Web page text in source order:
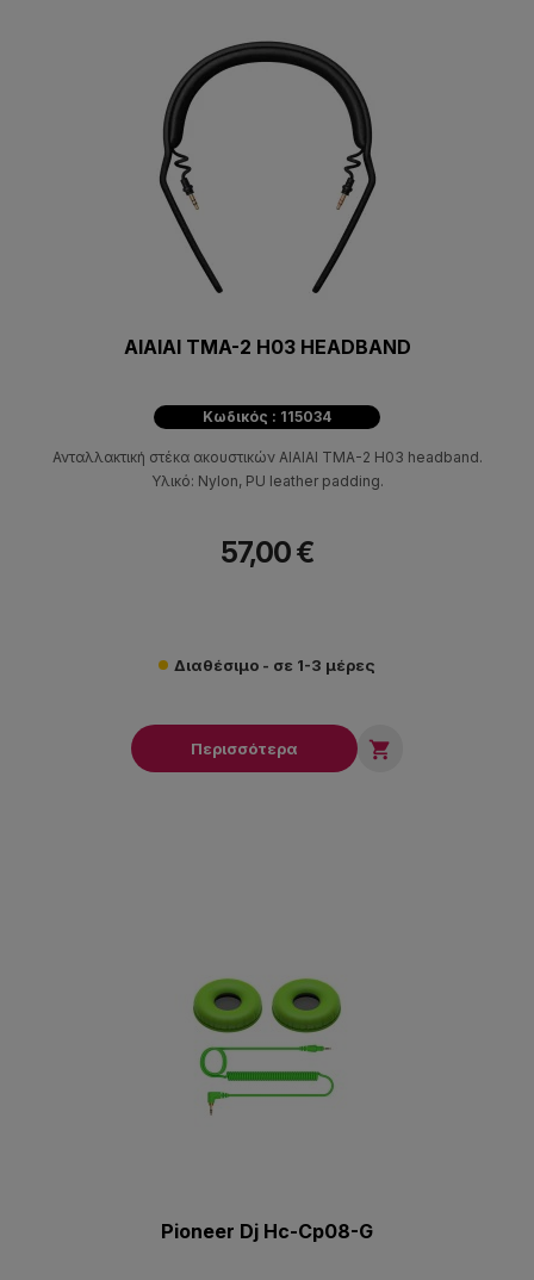
AIAIAI TMA-2 H03 HEADBAND
Κωδικός : 115034
Ανταλλακτική στέκα ακουστικών AIAIAI TMA-2 H03 headband.
Υλικό: Nylon, PU leather padding.
57,00 €
Διαθέσιμο - σε 1-3 μέρες
Περισσότερα 
Pioneer Dj Hc-Cp08-G